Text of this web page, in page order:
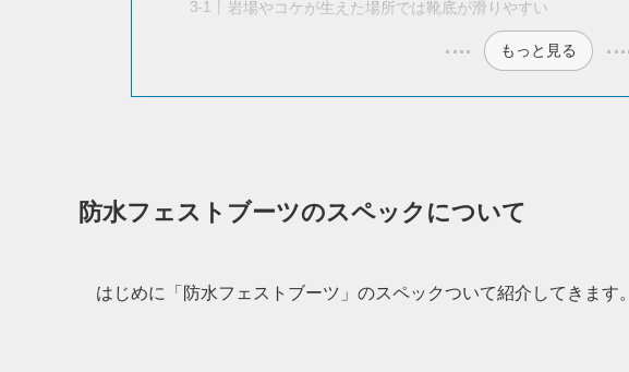
岩場やコケが生えた場所では靴底が滑りやすい
もっと見る
防水フェストブーツのスペックについて
はじめに「防水フェストブーツ」のスペックついて紹介してきます。